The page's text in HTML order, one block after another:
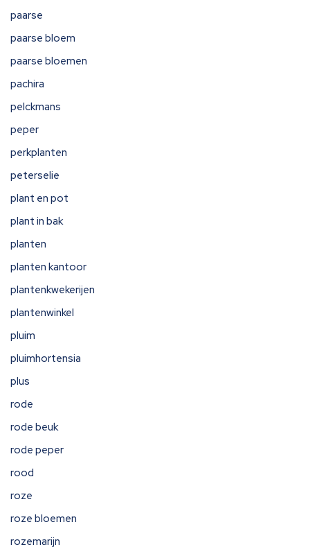
paarse
paarse bloem
paarse bloemen
pachira
pelckmans
peper
perkplanten
peterselie
plant en pot
plant in bak
planten
planten kantoor
plantenkwekerijen
plantenwinkel
pluim
pluimhortensia
plus
rode
rode beuk
rode peper
rood
roze
roze bloemen
rozemarijn